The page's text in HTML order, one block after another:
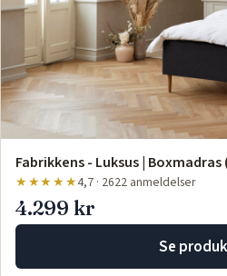
Fabrikkens - Luksus | Boxmadras
★★★★★4,7 · 2622 anmeldelser
4.299 kr
Se